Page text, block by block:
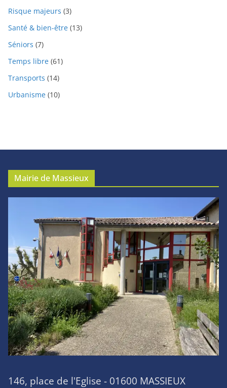
Risque majeurs (3)
Santé & bien-être (13)
Séniors (7)
Temps libre (61)
Transports (14)
Urbanisme (10)
Mairie de Massieux
146, place de l'Eglise - 01600 MASSIEUX